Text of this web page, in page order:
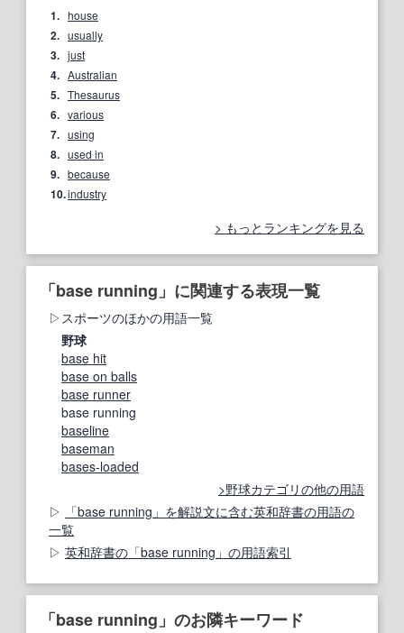
1. house
2. usually
3. just
4. Australian
5. Thesaurus
6. various
7. using
8. used in
9. because
10.industry
もっとランキングを見る
「base running」に関連する表現一覧
スポーツのほかの用語一覧
野球
base hit
base on balls
base runner
base running
baseline
baseman
bases‐loaded
野球カテゴリの他の用語
「base running」を解説文に含む英和辞書の用語の
一覧
英和辞書の「base running」の用語索引
「base running」のお隣キーワード